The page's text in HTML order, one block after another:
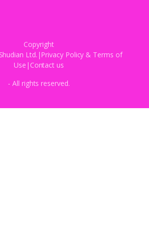
Copyright
Ltd.|Privacy Policy & Terms of
Use | Contact us
- All rights reserved.